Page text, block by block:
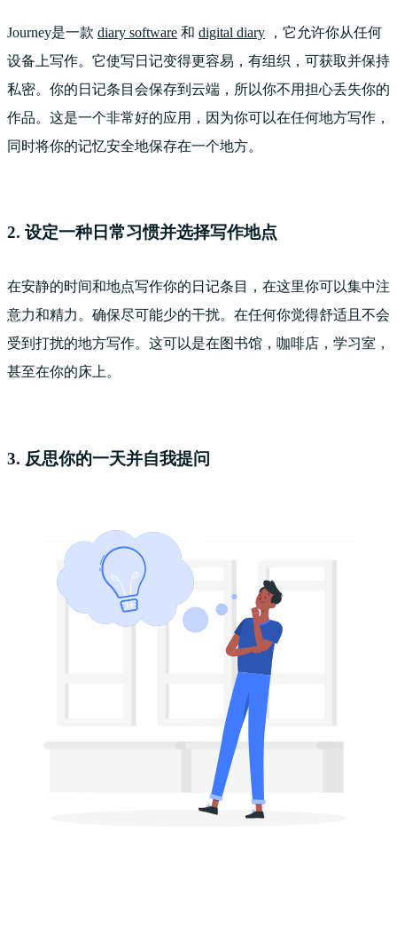
Journey是一款 diary software 和 digital diary ，它允许你从任何
设备上写作。它使写日记变得更容易，有组织，可获取并保持
私密。你的日记条目会保存到云端，所以你不用担心丢失你的
作品。这是一个非常好的应用，因为你可以在任何地方写作，
同时将你的记忆安全地保存在一个地方。
2. 设定一种日常习惯并选择写作地点
在安静的时间和地点写作你的日记条目，在这里你可以集中注
意力和精力。确保尽可能少的干扰。在任何你觉得舒适且不会
受到打扰的地方写作。这可以是在图书馆，咖啡店，学习室，
甚至在你的床上。
3. 反思你的一天并自我提问